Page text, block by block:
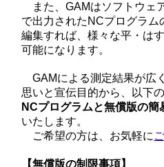
また、GAMはソフトウェ
で出力されたNCプログラム
編集すれば、様々な平・は
可能になります。
GAMによる測定結果が広
思いと宣伝目的から、以下
NCプログラムと無償版の簡
いたします。
ご希望の方は、お気軽に
【無償版の制限事項】